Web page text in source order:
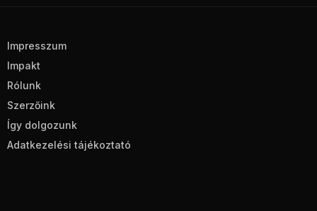
Impresszum
Impakt
Rólunk
Szerzőink
Így dolgozunk
Adatkezelési tájékoztató